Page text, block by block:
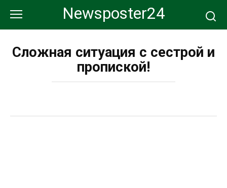
контенту
Newsposter24
Сложная ситуация с сестрой и
пропиской!